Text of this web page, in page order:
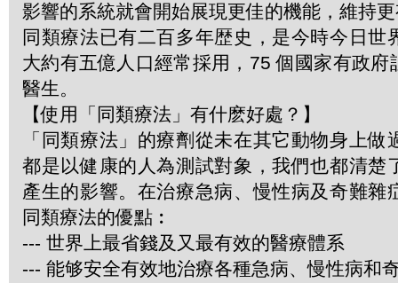
影響的系統就會開始展現更佳的機能，維持
同類療法已有二百多年歴史，是今時今日世
大約有五億人口經常採用，75 個國家有政府
醫生。
【使用「同類療法」有什麽好處？】
「同類療法」的療劑從未在其它動物身上做
都是以健康的人為測試對象，我們也都清楚
產生的影響。在治療急病、慢性病及奇難雜
同類療法的優點︰
--- 世界上最省錢及又最有效的醫療體系
--- 能够安全有效地治療各種急病、慢性病和